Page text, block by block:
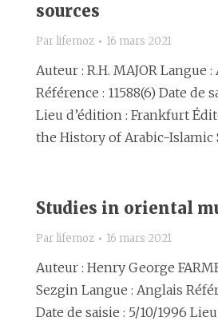
sources
Par lifemoz 16 mars 2021
Auteur : R.H. MAJOR Langue
Référence : 11588(6) Date de
Lieu d’édition : Frankfurt
the History of Arabic-Islamic
Studies in oriental
Par lifemoz 16 mars 2021
Auteur : Henry George
Sezgin Langue : Anglais
Date de saisie : 5/10/1996